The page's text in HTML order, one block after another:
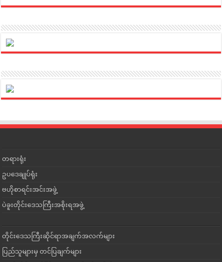
တရားရုံး
ဥပဒေချုပ်ရုံး
ဗဟိုစာရင်းအင်းအဖွဲ့
ပဲခူးတိုင်းဒေသကြီးအစိုးရအဖွဲ့
တိုင်းဒေသကြီးဆိုင်ရာအချက်အလက်များ
ပြည်သူများမှ တင်ပြချက်များ